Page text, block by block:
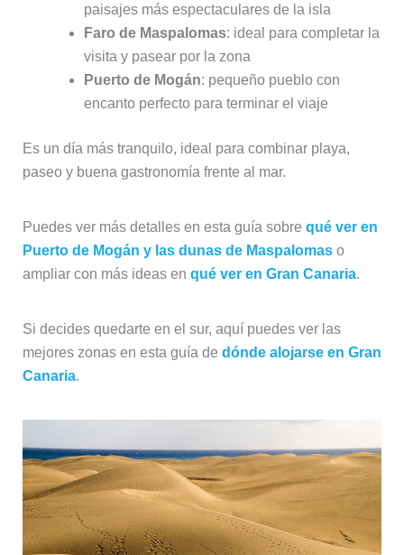
paisajes más espectaculares de la isla
Faro de Maspalomas: ideal para completar la
visita y pasear por la zona
Puerto de Mogán: pequeño pueblo con
encanto perfecto para terminar el viaje
Es un día más tranquilo, ideal para combinar playa,
paseo y buena gastronomía frente al mar.
Puedes ver más detalles en esta guía sobre qué ver en
Puerto de Mogán y las dunas de Maspalomaso
ampliar con más ideas en qué ver en Gran Canaria.
Si decides quedarte en el sur, aquí puedes ver las
mejores zonas en esta guía de dónde alojarse en Gran
Canaria.